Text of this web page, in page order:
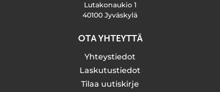
Lutakonaukio 1
40100 Jyväskylä
OTA YHTEYTTÄ
Yhteystiedot
Laskutustiedot
Tilaa uutiskirje